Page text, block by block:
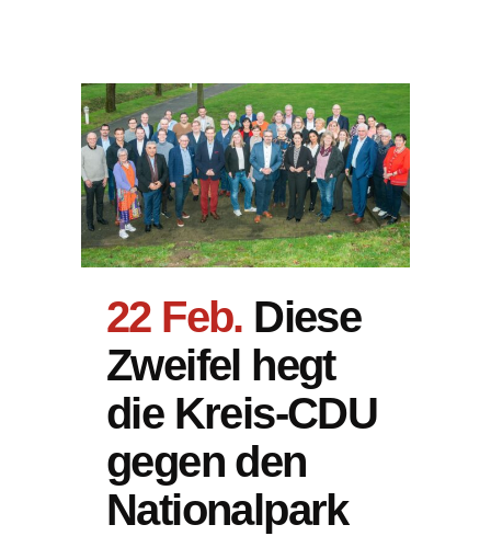
22 Feb. Diese
Zweifel hegt
die Kreis-CDU
gegen den
Nationalpark